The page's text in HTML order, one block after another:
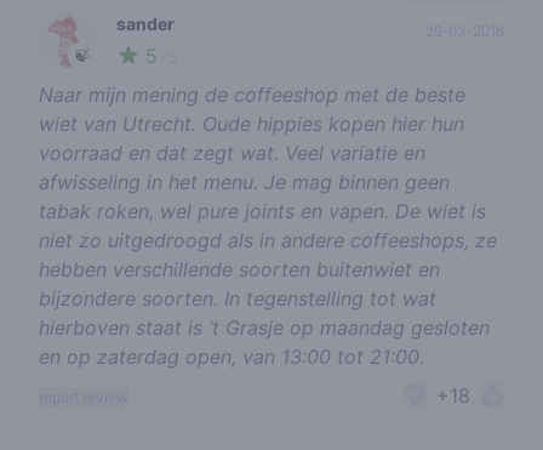
🍃
sander
5
29-03-2018
Naar mijn mening de coffeeshop met de beste
wiet van Utrecht. Oude hippies kopen hier hun
voorraad en dat zegt wat. Veel variatie en
afwisseling in het menu. Je mag binnen geen
tabak roken, wel pure joints en vapen. De wiet is
niet zo uitgedroogd als in andere coffeeshops, ze
hebben verschillende soorten buitenwiet en
bijzondere soorten. In tegenstelling tot wat
hierboven staat is ‘t Grasje op maandag gesloten
en op zaterdag open, van 13:00 tot 21:00.
+18